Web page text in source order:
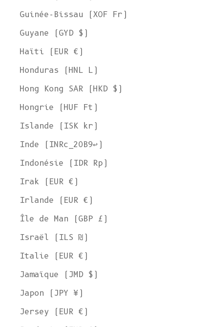
Guinée-Bissau (XOF Fr)
Guyane (GYD $)
Haïti (EUR €)
Honduras (HNL L)
Hong Kong SAR (HKD $)
Hongrie (HUF Ft)
Islande (ISK kr)
Inde (INRc_20B9↩)
Indonésie (IDR Rp)
Irak (EUR €)
Irlande (EUR €)
Île de Man (GBP £)
Israël (ILS ₪)
Italie (EUR €)
Jamaïque (JMD $)
Japon (JPY ¥)
Jersey (EUR €)